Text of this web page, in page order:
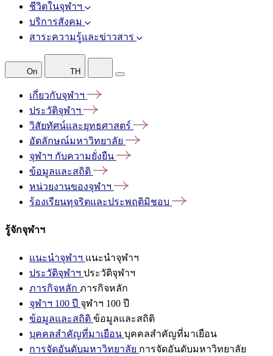
ชีวิตในจุฬาฯ
บริการสังคม
สาระความรู้และข่าวสาร
On TH
เกี่ยวกับจุฬาฯ
ประวัติจุฬาฯ
วิสัยทัศน์และยุทธศาสตร์
อัตลักษณ์มหาวิทยาลัย
จุฬาฯ กับความยั่งยืน
ข้อมูลและสถิติ
หน่วยงานของจุฬาฯ
ร้องเรียนทุจริตและประพฤติมิชอบ
รู้จักจุฬาฯ
แนะนำจุฬาฯ แนะนำจุฬาฯ
ประวัติจุฬาฯ ประวัติจุฬาฯ
ภารกิจหลัก ภารกิจหลัก
จุฬาฯ 100 ปี จุฬาฯ 100 ปี
ข้อมูลและสถิติ ข้อมูลและสถิติ
บุคคลสำคัญที่มาเยือน บุคคลสำคัญที่มาเยือน
การจัดอันดับมหาวิทยาลัย การจัดอันดับมหาวิทยาลัย